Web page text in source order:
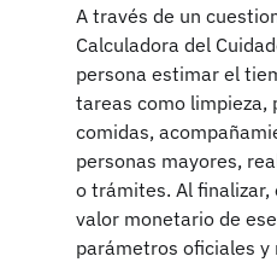
A través de un
Calculadora del
persona estimar el
tareas como limpieza,
comidas,
personas mayores,
o trámites. Al
valor monetario de
parámetros oficiales y